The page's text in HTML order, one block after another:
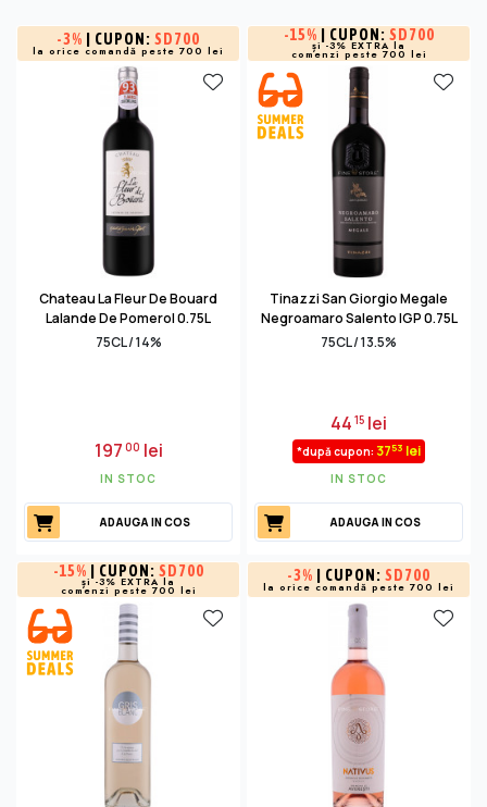
-3% | CUPON: SD700
la orice comandă peste 700 lei
Chateau La Fleur De Bouard
Lalande De Pomerol 0.75L
75CL / 14%
19700 lei
IN STOC
ADAUGA IN COS
-15% | CUPON: SD700
și -3% EXTRA la
comenzi peste 700 lei
Tinazzi San Giorgio Megale
Negroamaro Salento IGP 0.75L
75CL / 13.5%
4415 lei
*după cupon: 3753 lei
IN STOC
ADAUGA IN COS
-15% | CUPON: SD700
și -3% EXTRA la
comenzi peste 700 lei
-3% | CUPON: SD700
la orice comandă peste 700 lei